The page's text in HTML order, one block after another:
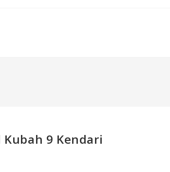
Kubah 9 Kendari